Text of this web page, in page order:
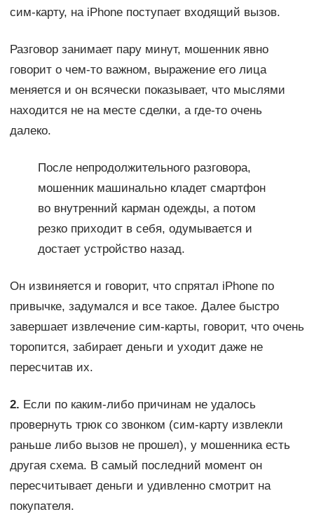
сим-карту, на iPhone поступает входящий вызов.
Разговор занимает пару минут, мошенник явно
говорит о чем-то важном, выражение его лица
меняется и он всячески показывает, что мыслями
находится не на месте сделки, а где-то очень
далеко.
После непродолжительного разговора,
мошенник машинально кладет смартфон
во внутренний карман одежды, а потом
резко приходит в себя, одумывается и
достает устройство назад.
Он извиняется и говорит, что спрятал iPhone по
привычке, задумался и все такое. Далее быстро
завершает извлечение сим-карты, говорит, что очень
торопится, забирает деньги и уходит даже не
пересчитав их.
2. Если по каким-либо причинам не удалось
провернуть трюк со звонком (сим-карту извлекли
раньше либо вызов не прошел), у мошенника есть
другая схема. В самый последний момент он
пересчитывает деньги и удивленно смотрит на
покупателя.